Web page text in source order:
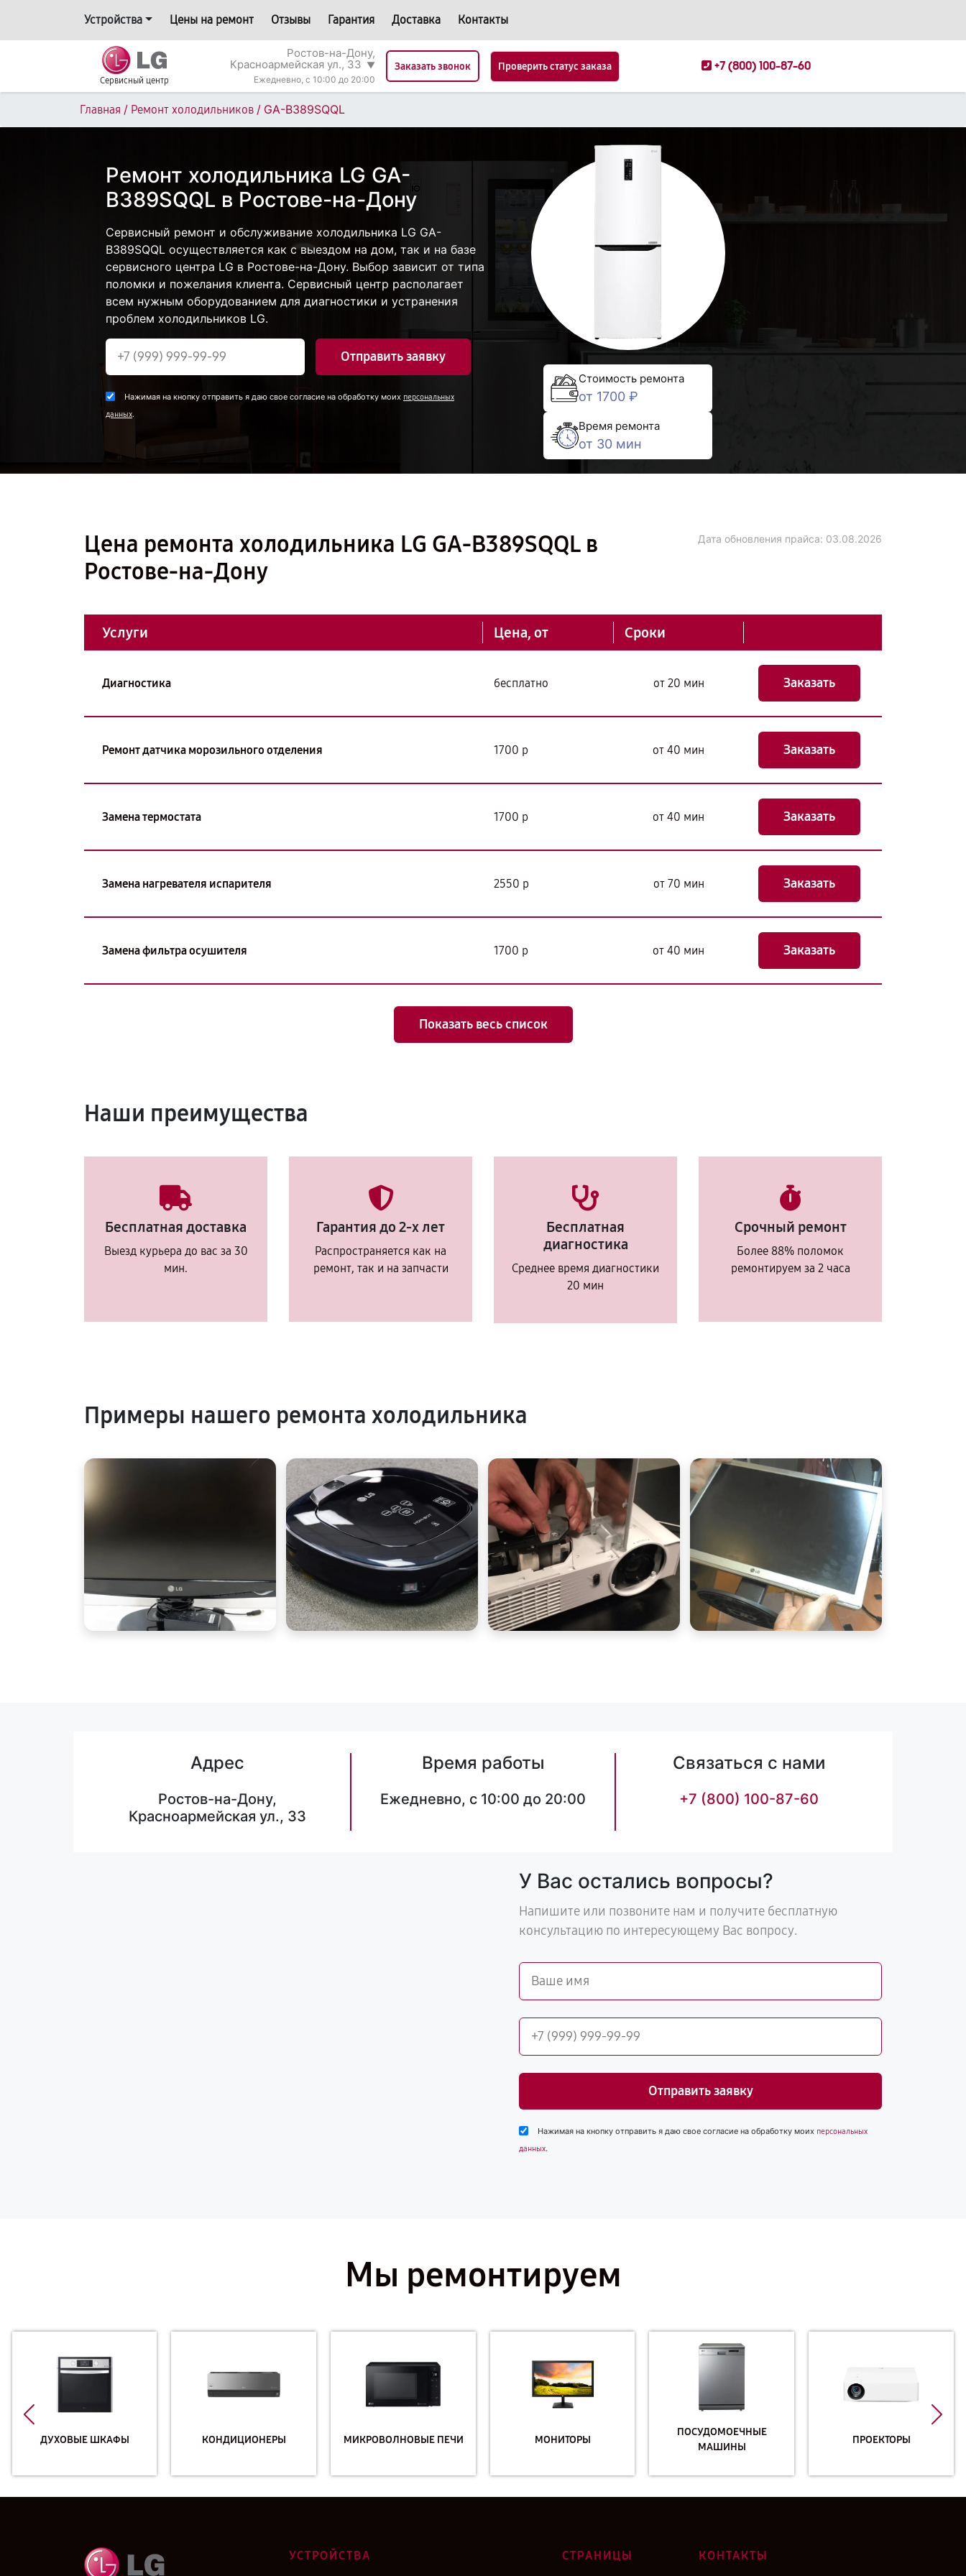
Устройства Цены на ремонт Отзывы Гарантия Доставка Контакты
Сервисный центр
Ростов-на-Дону,
Красноармейская ул., 33 ▼
Ежедневно, с 10:00 до 20:00
Заказать звонок Проверить статус заказа +7 (800) 100-87-60
Главная / Ремонт холодильников / GA-B389SQQL
Ремонт холодильника LG GA-
B389SQQL в Ростове-на-Дону
Сервисный ремонт и обслуживание холодильника LG GA-
B389SQQL осуществляется как с выездом на дом, так и на базе
сервисного центра LG в Ростове-на-Дону. Выбор зависит от типа
поломки и пожелания клиента. Сервисный центр располагает
всем нужным оборудованием для диагностики и устранения
проблем холодильников LG.
Отправить заявку
Нажимая на кнопку отправить я даю свое согласие на обработку моих персональных
данных.
Стоимость ремонта
от 1700 ₽
Время ремонта
от 30 мин
Цена ремонта холодильника LG GA-B389SQQL в
Ростове-на-Дону
Дата обновления прайса: 03.08.2026
Услуги Цена, от Сроки
Диагностика бесплатно от 20 мин Заказать
Ремонт датчика морозильного отделения 1700 р от 40 мин Заказать
Замена термостата 1700 р от 40 мин Заказать
Замена нагревателя испарителя 2550 р от 70 мин Заказать
Замена фильтра осушителя 1700 р от 40 мин Заказать
Показать весь список
Наши преимущества
Бесплатная доставка
Выезд курьера до вас за 30
мин.
Гарантия до 2-х лет
Распространяется как на
ремонт, так и на запчасти
Бесплатная
диагностика
Среднее время диагностики
20 мин
Срочный ремонт
Более 88% поломок
ремонтируем за 2 часа
Примеры нашего ремонта холодильника
Адрес
Ростов-на-Дону,
Красноармейская ул., 33
Время работы
Ежедневно, с 10:00 до 20:00
Связаться с нами
+7 (800) 100-87-60
У Вас остались вопросы?
Напишите или позвоните нам и получите бесплатную
консультацию по интересующему Вас вопросу.
Отправить заявку
Нажимая на кнопку отправить я даю свое согласие на обработку моих персональных
данных.
Мы ремонтируем
ДУХОВЫЕ ШКАФЫ КОНДИЦИОНЕРЫ МИКРОВОЛНОВЫЕ ПЕЧИ МОНИТОРЫ
ПОСУДОМОЕЧНЫЕ
МАШИНЫ
ПРОЕКТОРЫ
УСТРОЙСТВА СТРАНИЦЫ КОНТАКТЫ